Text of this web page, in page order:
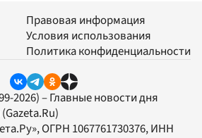
Правовая информация
Условия использования
Политика конфиденциальности
2026) – Главные новости дня
(Gazeta.Ru)
, ОГРН 1067761730376, ИНН